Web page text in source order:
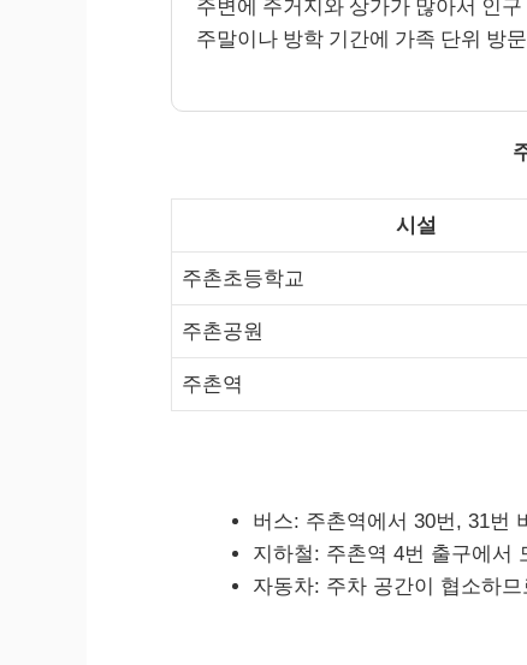
주변에 주거지와 상가가 많아서 인
주말이나 방학 기간에 가족 단위 방
시설
주촌초등학교
주촌공원
주촌역
버스: 주촌역에서 30번, 31번
지하철: 주촌역 4번 출구에서
자동차: 주차 공간이 협소하